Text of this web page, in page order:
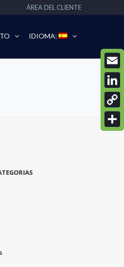
ÁREA DEL CLIENTE
IDIOMA:
Email
Copy
Link